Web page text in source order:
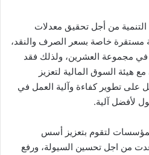
التنمية من أجل تحقيق معدلات
مستقرة خاصة بسعر الصرف والنقد،
مجموعة العشرين، ولذلك فقد
هيئة السوق المالية لتعزيز
على تطوير كفاءة وآلية العمل في
لأفضل آلية.
لتقوم بتعزيز أسس
من اجل تحسين السيولة، ورفع